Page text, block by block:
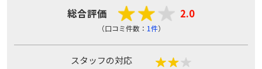
総合評価 2.0
（口コミ件数： 1件）
スタッフの対応